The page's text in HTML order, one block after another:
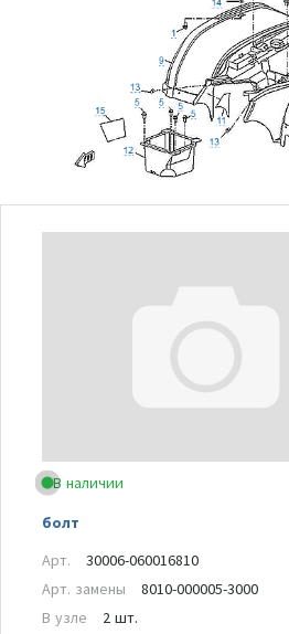
В наличии
болт
Арт.
30006-060016810
Арт. замены
8010-000005-3000
В узле
2 шт.